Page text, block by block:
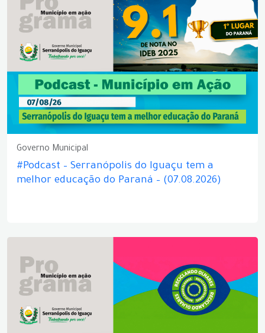
Governo Municipal
#Podcast – Serranópolis do Iguaçu tem a
melhor educação do Paraná – (07.08.2026)